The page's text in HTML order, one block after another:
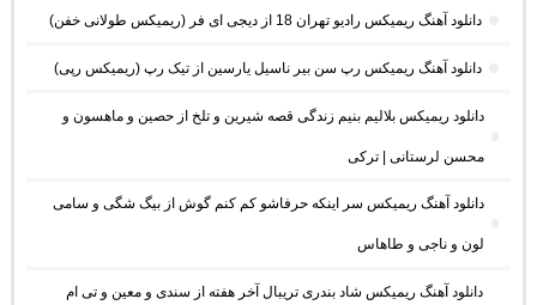
دانلود آهنگ ریمیکس رادیو تهران 18 از دیجی ای فر (ریمیکس طولانی خفن)
دانلود آهنگ ریمیکس رپ سن بیر ناسیل یارسین از تیک رپ (ریمیکس رپی)
دانلود ریمیکس بلالیم بنیم زندگی قصه شیرین و تلخ از حصین و ماهسون و
محسن لرستانی | ترکی
دانلود آهنگ ریمیکس سر اینکه حرفاشو کم کنم گوش از بیگ شگی و سامی
لون و ناجی و طاهاس
دانلود آهنگ ریمیکس شاد بندری تریبال آخر هفته از سندی و معین و تی ام